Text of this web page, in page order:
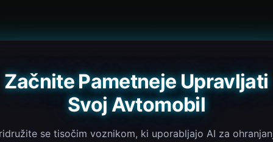
Začnite Pametneje Upravljati
Svoj Avtomobil
se tisočim voznikom, ki uporabljajo AI za